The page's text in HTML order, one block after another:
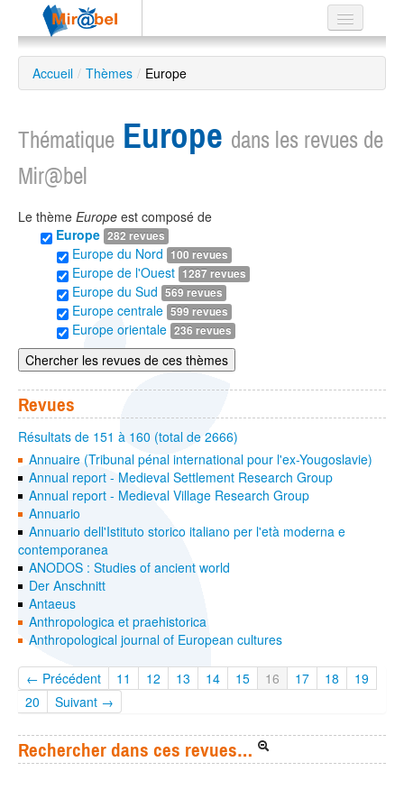
Le réseau
Soutien
Recherche
avancée
?
Accueil / Thèmes / Europe
Thématique Europe dans les revues de
Mir@bel
Le thème Europe est composé de
Europe 282 revues
Europe du Nord 100 revues
Europe de l'Ouest 1287 revues
Europe du Sud 569 revues
Europe centrale 599 revues
Europe orientale 236 revues
Chercher les revues de ces thèmes
Revues
Résultats de 151 à 160 (total de 2666)
Annuaire (Tribunal pénal international pour l'ex-Yougoslavie)
Annual report - Medieval Settlement Research Group
Annual report - Medieval Village Research Group
Annuario
Annuario dell'Istituto storico italiano per l'età moderna e
contemporanea
ANODOS : Studies of ancient world
Der Anschnitt
Antaeus
Anthropologica et praehistorica
Anthropological journal of European cultures
← Précédent 11 12 13 14 15 16 17 18
19
20
Suivant →
Rechercher dans ces revues…